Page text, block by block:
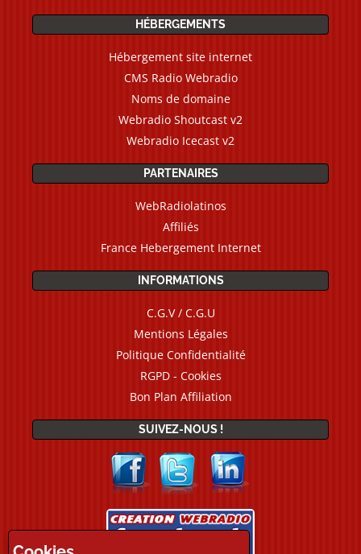
HÉBERGEMENTS
Hébergement site internet
CMS Radio Webradio
Noms de domaine
Webradio Shoutcast v2
Webradio Icecast v2
PARTENAIRES
WebRadiolatinos
Affiliés
France Hebergement Internet
INFORMATIONS
C.G.V / C.G.U
Mentions Légales
Politique Confidentialité
RGPD - Cookies
Bon Plan Affiliation
SUIVEZ-NOUS !